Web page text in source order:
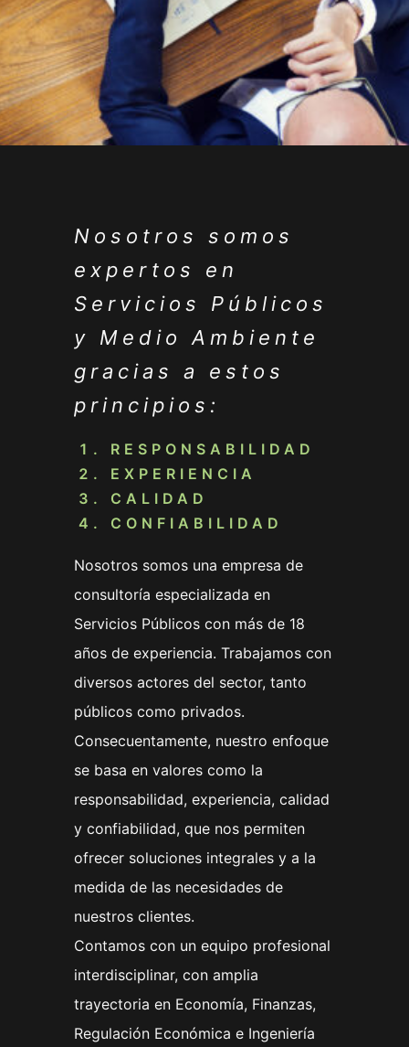
Nosotros somos
expertos en
Servicios Públicos
y Medio Ambiente
gracias a estos
principios:
RESPONSABILIDAD
EXPERIENCIA
CALIDAD
CONFIABILIDAD
Nosotros somos una empresa de
consultoría especializada en
Servicios Públicos con más de 18
años de experiencia. Trabajamos con
diversos actores del sector, tanto
públicos como privados.
Consecuentamente, nuestro enfoque
se basa en valores como la
responsabilidad, experiencia, calidad
y confiabilidad, que nos permiten
ofrecer soluciones integrales y a la
medida de las necesidades de
nuestros clientes.
Contamos con un equipo profesional
interdisciplinar, con amplia
trayectoria en Economía, Finanzas,
Regulación Económica e Ingeniería